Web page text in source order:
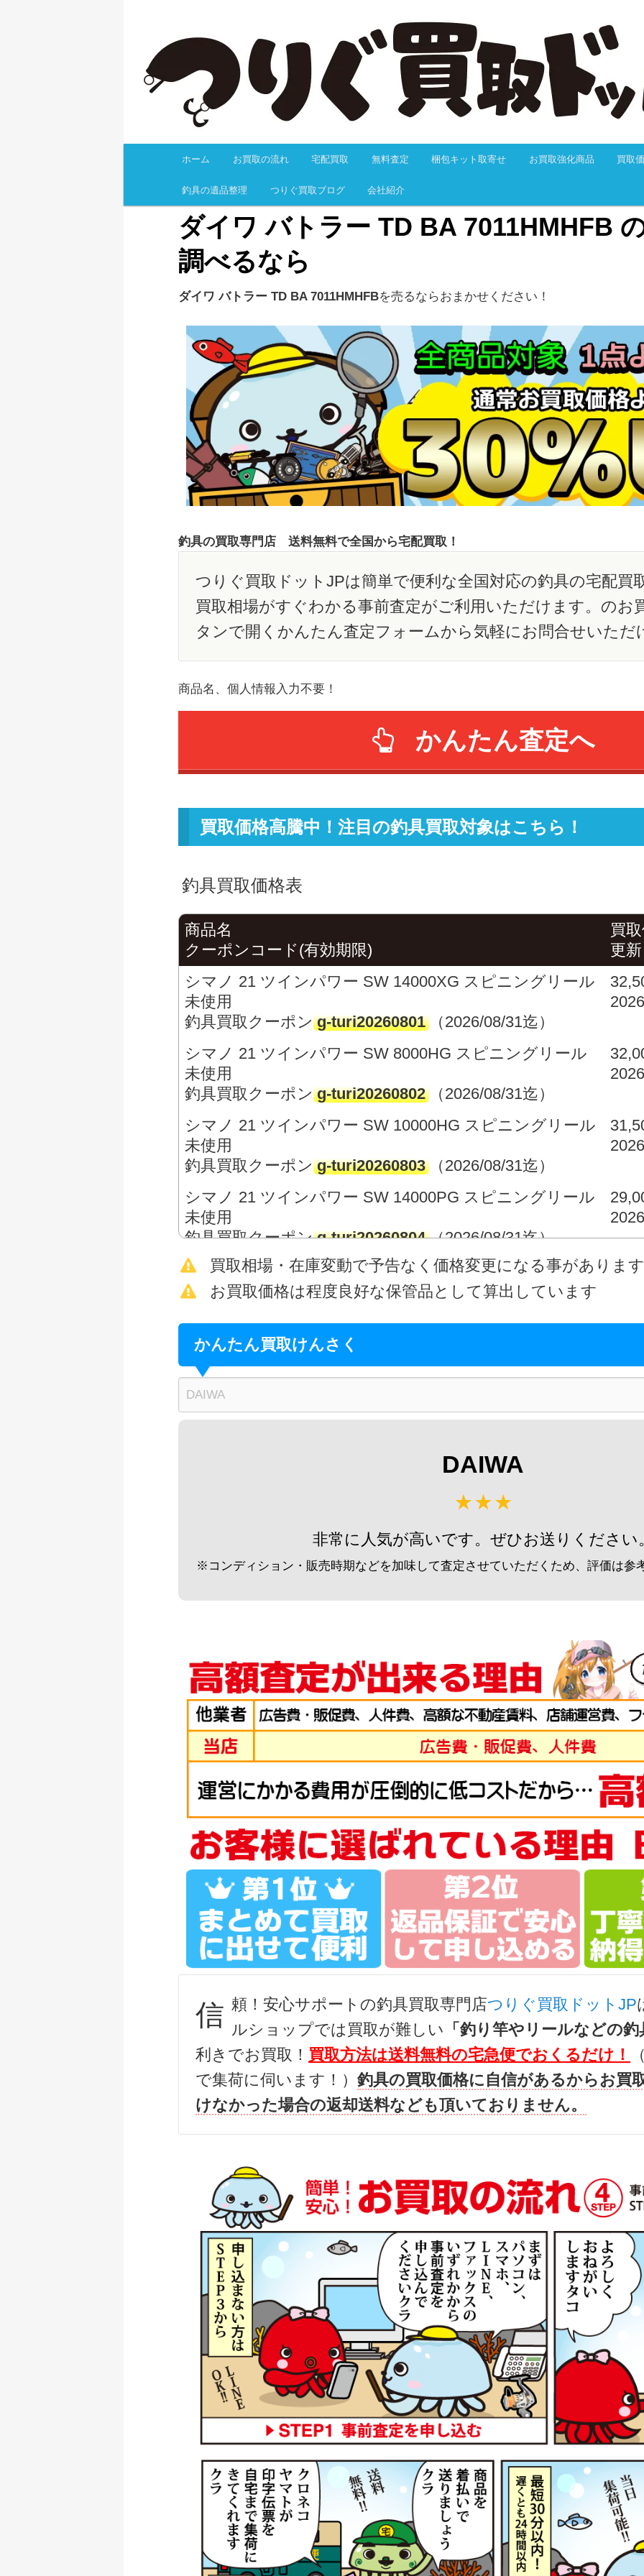
釣具買取ならつりぐ買取ドットJP
無料事前査定、梱包キットの無料サービス、送料無料、大歓迎でお買取します。迅速なお振込で万が一
の返却料も無料！有人サポートも充実しています。だから安心、カンタンでスムーズです。
メインコンテンツへ移動
ホーム お買取の流れ 宅配買取 無料査定 梱包キット取寄せ お買取強化商品 買取
釣具の遺品整理 つりぐ買取ブログ 会社紹介
ダイワ バトラー TD BA 7011HMHFB
調べるなら
ダイワ バトラー TD BA 7011HMHFBを売るならおまかせください！
釣具の買取専門店 送料無料で全国から宅配買取！
つりぐ買取ドットJPは簡単で便利な全国対応の釣具の宅配買
買取相場がすぐわかる事前査定がご利用いただけます。のお
タンで開くかんたん査定フォームから気軽にお問合せいただ
商品名、個人情報入力不要！
かんたん査定へ
買取価格高騰中！注目の釣具買取対象はこちら！
釣具買取価格表
商品名
クーポンコード(有効期限)
買
更
シマノ 21 ツインパワー SW 14000XG スピニングリール
未使用
釣具買取クーポン g-turi20260801 （2026/08/31迄）
シマノ 21 ツインパワー SW 8000HG スピニングリール
未使用
釣具買取クーポン g-turi20260802 （2026/08/31迄）
シマノ 21 ツインパワー SW 10000HG スピニングリール
未使用
釣具買取クーポン g-turi20260803 （2026/08/31迄）
シマノ 21 ツインパワー SW 14000PG スピニングリール
未使用
釣具買取クーポン g-turi20260804 （2026/08/31迄）
シマノ 15 ツインパワー SW 8000HG スピニングリール
未使用
ダイワ 荒法師 21尺 へら竿 未使用
ダイワ 荒法師 武天K 18尺 へら竿 未使用
釣具買取クーポン g-turi20260807 （2026/08/31迄）
（2026/08/31迄）
ダイワ 荒法師 武天J 11尺 へら竿 未使用
ダイワ 荒法師 武天Ｋ16尺 へら竿 未使用
釣具買取クーポン g-turi20260810 （2026/08/31迄）
シマノ へら竿 飛天弓 閃光レインボー 27尺 未使用
釣具買取クーポン g-turi20260702 （2026/07/31迄）
シマノ へら竿 飛天弓 柳 18尺 未使用
釣具買取クーポン
g-turi20260703 （2026/07/31迄）
シマノ へら竿 飛天弓 閃光L 24尺 未使用
シマノ へら竿 飛天弓 皆空 15尺 未使用
釣具買取クーポン
g-turi20260705 （2026/07/31迄）
ダイワ 22 イグジスト LT 2500S-DH ベイトリール 未使用
釣具買取クーポン
g-turi20260706 （2026/07/31迄）
ダイワ 22 イグジスト SF 2500SS ベイトリール 未使用
釣具買取クーポン g-turi20260707 （2026/07/31迄）
ダイワ 22 イグジスト LT4000-XH ベイトリール 未使用
ダイワ 22 イグジスト LT 2000S-P ベイトリール 未使用
釣具買取クーポン g-turi20260709 （2026/07/31迄）
ダイワ 15 イグジスト 2506PE-DH ベイトリール 未使用
釣具買取クーポン g-turi20260710 （2026/07/31迄）
ダイワ 銀影競技スペシャル TYPE S 90Q 未使用
釣具買取クーポン g-turi20260601 （2026/06/30迄）
ダイワ 銀影競技 スペシャル Ｔ90Ｅ 未使用
釣具買取クーポン g-turi20260602 （2026/06/30迄）
ダイワ 銀影競技T85K 未使用
釣具買取クーポン
g-turi20260603 （2026/06/30迄）
ダイワ 銀影競技メガトルク 急瀬抜 H90V 未使用
釣具買取クーポン
g-turi20260604 （2026/06/30迄）
ダイワ 銀影 エア T90 N 未使用
釣具買取クーポン
g-turi20260605 （2026/06/30迄）
シマノ 電動リール 22 ビーストマスター MD 6000 未使用
釣具買取クーポン g-turi20260606 （2026/06/30迄）
シマノ 電動リール 24 ビーストマスター MD 12000 未使
用
釣具買取クーポン g-turi20260607 （2026/06/30迄）
シマノ 電動リール 26 ビーストマスター 1000 未使用
釣具買取クーポン g-turi20260608 （2026/06/30迄）
シマノ 電動リール 20 ビーストマスター MD 3000 未使用
釣具買取クーポン g-turi20260609 （2026/06/30迄）
買取相場・在庫変動で予告なく価格変更になる事があります
お買取価格は程度良好な保管品として算出しています
かんたん買取けんさく
DAIWA
非常に人気が高いです。ぜひお送りください
※コンディション・販売時期などを加味して査定させていただくため、評価は参
信 頼！安心サポートの釣具買取専門店つりぐ買取ドットJP
ルショップでは買取が難しい 「釣り竿やリールなどの釣
利きでお買取！ 買取方法は送料無料の宅急便でおくるだけ！
で集荷に伺います！） 釣具の買取価格に自信があるからお買
けなかった場合の返却送料なども頂いておりません。